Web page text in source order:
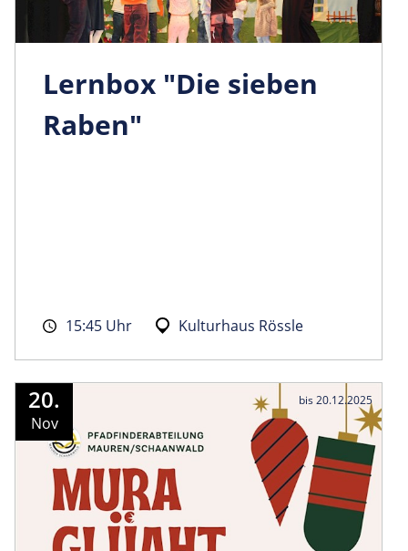
Lernbox "Die sieben
Raben"
15:45 Uhr Kulturhaus Rössle
20.
Nov
bis 20.12.2025